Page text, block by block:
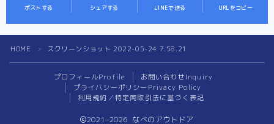
ポストする シェアする LINEで送る URLをコピー
HOME ＞ スクリーンショット 2022-05-24 7.58.21
プロフィールProfile お問い合わせInquiry
プライバシーポリシー Privacy Policy
利用規約／特定商取引法に基づく表記
2021–2026 なべのアウトドア